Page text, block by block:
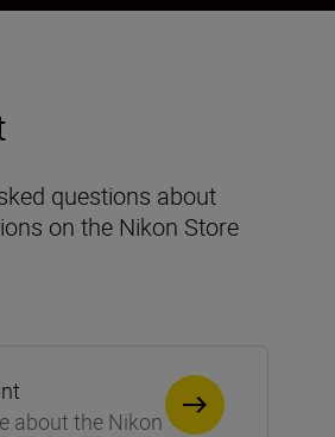
about the Nikon
questions about
on the Nikon Store